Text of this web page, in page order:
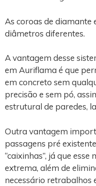
As coroas de diamante
diâmetros diferentes.
A vantagem desse
em Auriflama é que
em concreto sem
precisão e sem pó,
estrutural de paredes,
Outra vantagem
passagens pré
“caixinhas”, já que
extrema, além de
necessário retrabalhos